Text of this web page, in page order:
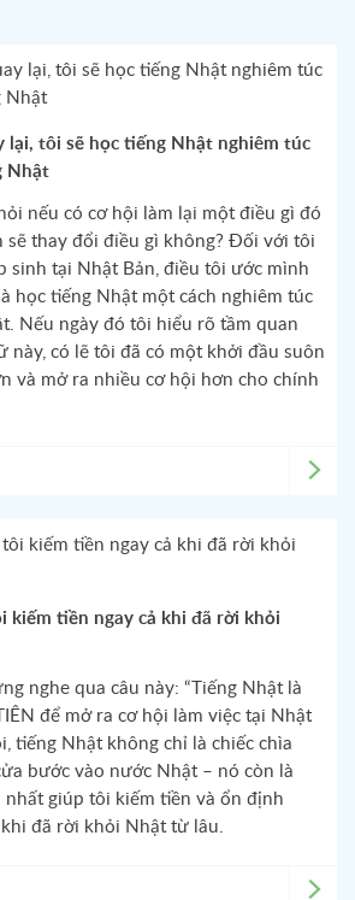
lại, tôi sẽ học tiếng Nhật nghiêm túc
Nhật
nếu có cơ hội làm lại một điều gì đó
sẽ thay đổi điều gì không? Đối với tôi
sinh tại Nhật Bản, điều tôi ước mình
học tiếng Nhật một cách nghiêm túc
Nếu ngày đó tôi hiểu rõ tầm quan
này, có lẽ tôi đã có một khởi đầu suôn
và mở ra nhiều cơ hội hơn cho chính
kiếm tiền ngay cả khi đã rời khỏi
nghe qua câu này: “Tiếng Nhật là
để mở ra cơ hội làm việc tại Nhật
tiếng Nhật không chỉ là chiếc chìa
bước vào nước Nhật – nó còn là
nhất giúp tôi kiếm tiền và ổn định
khi đã rời khỏi Nhật từ lâu.